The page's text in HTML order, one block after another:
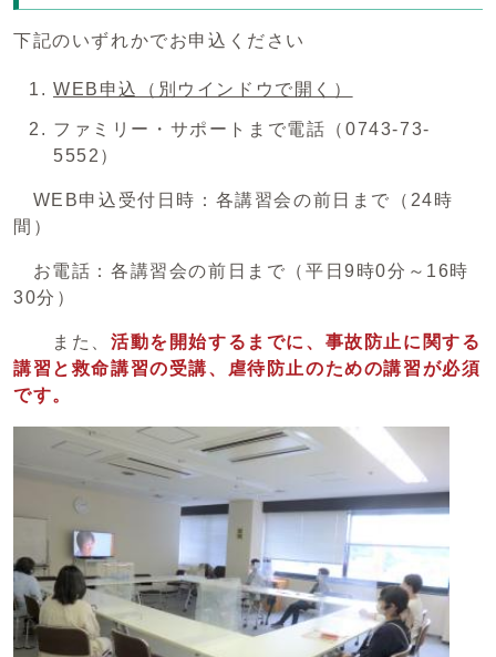
下記のいずれかでお申込ください
WEB申込 （別ウインドウで開く）
ファミリー・サポートまで電話（0743-73-
5552）
WEB申込受付日時：各講習会の前日まで（24時
間）
お電話：各講習会の前日まで（平日9時0分～16時
30分）
また、 活動を開始するまでに、事故防止に関する
講習と救命講習の受講、虐待防止のための講習が必須
です。